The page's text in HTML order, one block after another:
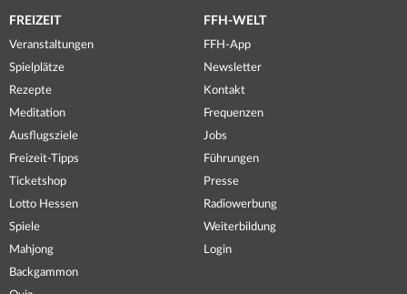
FREIZEIT
Veranstaltungen
Spielplätze
Rezepte
Meditation
Ausflugsziele
Freizeit-Tipps
Ticketshop
Lotto Hessen
Spiele
Mahjong
Backgammon
FFH-WELT
FFH-App
Newsletter
Kontakt
Frequenzen
Jobs
Führungen
Presse
Radiowerbung
Weiterbildung
Login